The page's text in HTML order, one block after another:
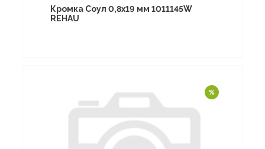
Кромка Соул 0,8х19 мм 1011145W
REHAU